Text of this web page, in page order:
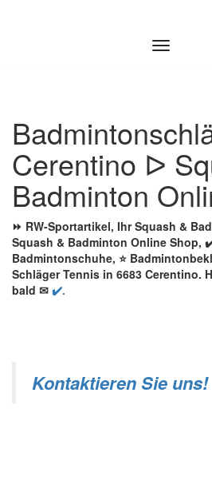
Cerentino ᐅ
Badminton
⏩ RW-Sportartikel, Ihr Squash &
Squash & Badminton Online Shop,
Badmintonschuhe, ⭐
Schläger Tennis in 6683 Cerentino.
bald ✉ ✔️.
Kontaktieren Sie uns!